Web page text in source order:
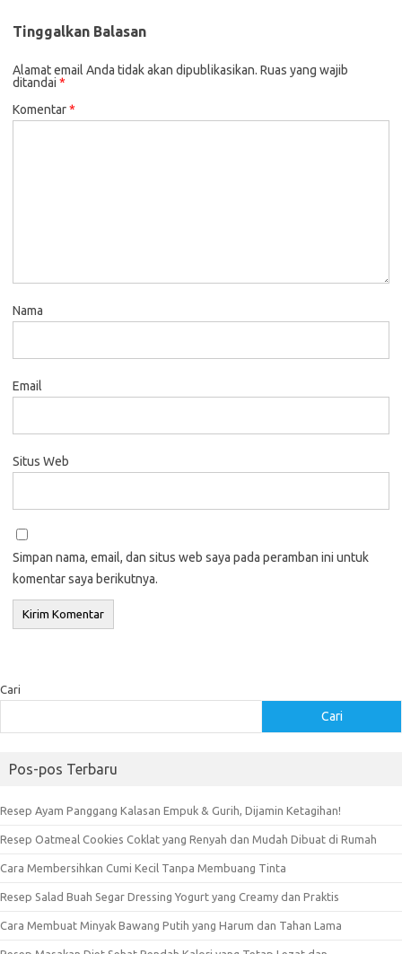
Tinggalkan Balasan
Alamat email Anda tidak akan dipublikasikan. Ruas yang wajib
ditandai *
Komentar*
Nama
Email
Situs Web
Simpan nama, email, dan situs web saya pada peramban ini untuk
komentar saya berikutnya.
Cari
Cari
Pos-pos Terbaru
Resep Ayam Panggang Kalasan Empuk & Gurih, Dijamin Ketagihan!
Resep Oatmeal Cookies Coklat yang Renyah dan Mudah Dibuat di Rumah
Cara Membersihkan Cumi Kecil Tanpa Membuang Tinta
Resep Salad Buah Segar Dressing Yogurt yang Creamy dan Praktis
Cara Membuat Minyak Bawang Putih yang Harum dan Tahan Lama